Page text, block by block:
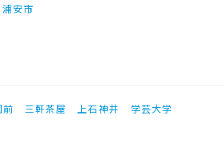
浦安市
前 三軒茶屋 上石神井
学芸大学